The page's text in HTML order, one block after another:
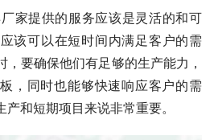
家提供的服务应该是灵活的和可
该可以在短时间内满足客户的需
要确保他们有足够的生产能力，
，同时也能够快速响应客户的需
和短期项目来说非常重要。